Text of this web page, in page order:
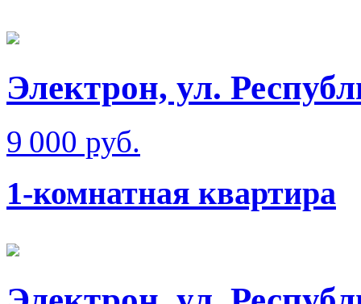
Электрон, ул.
9 000 руб.
1-комнатная квартира